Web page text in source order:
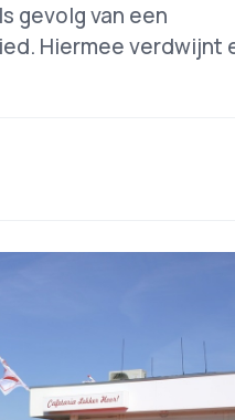
gevolg van een
Hiermee verdwijnt